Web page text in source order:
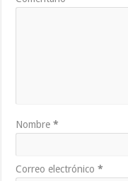
Nombre*
Correo electrónico*